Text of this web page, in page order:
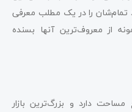
را در یک مطلب معرفی
از معروف‌ترین آنها بسنده
مساحت دارد و بزرگ‌ترین بازار